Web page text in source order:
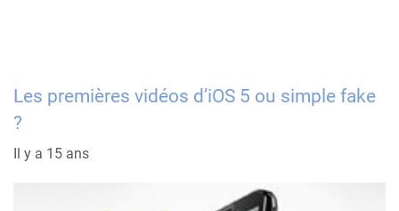
Les premières vidéos d’iOS 5 ou simple fake
?
Il y a 15 ans